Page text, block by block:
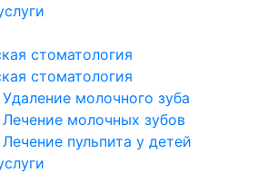
стоматология
стоматология
Удаление молочного зуба
Лечение молочных зубов
Лечение пульпита у детей